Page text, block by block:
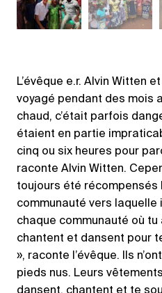
L’évêque e.r. Alvin Witten
voyagé pendant des mois
chaud, c’était parfois
étaient en partie
cinq ou six heures pour
raconte Alvin Witten.
toujours été récompensés
communauté vers laquelle
chaque communauté où
chantent et dansent pour
», raconte l’évêque. Ils
pieds nus. Leurs